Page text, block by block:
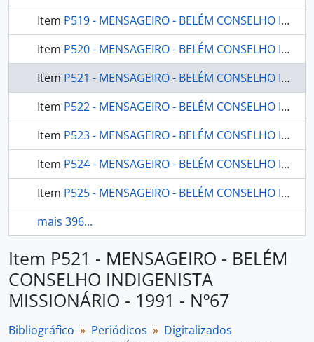
Item P519 - MENSAGEIRO - BELÉM CONSELHO INDIGENISTA MISSIONÁRIO - 1990 - Nº65
Item P520 - MENSAGEIRO - BELÉM CONSELHO INDIGENISTA MISSIONÁRIO - 1990 - Nº66
Item P521 - MENSAGEIRO - BELÉM CONSELHO INDIGENISTA MISSIONÁRIO - 1991 - Nº67
Item P522 - MENSAGEIRO - BELÉM CONSELHO INDIGENISTA MISSIONÁRIO - 1991 - Nº68
Item P523 - MENSAGEIRO - BELÉM CONSELHO INDIGENISTA MISSIONÁRIO - 1991 - Nº69
Item P524 - MENSAGEIRO - BELÉM CONSELHO INDIGENISTA MISSIONÁRIO - 1991 - Nº70
Item P525 - MENSAGEIRO - BELÉM CONSELHO INDIGENISTA MISSIONÁRIO - 1991 - Nº71
mais 396...
Item P521 - MENSAGEIRO - BELÉM
CONSELHO INDIGENISTA
MISSIONÁRIO - 1991 - Nº67
Bibliográfico Periódicos
Digitalizados